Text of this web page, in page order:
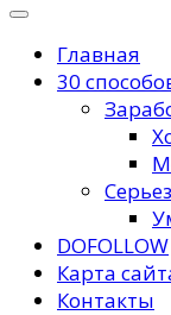
Главная
30
DOFOLLOW
Карта
Контакты